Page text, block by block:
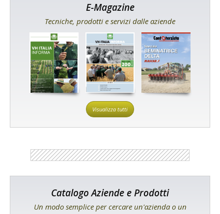
E-Magazine
Tecniche, prodotti e servizi dalle aziende
Visualizza tutti
Catalogo Aziende e Prodotti
Un modo semplice per cercare un'azienda o un